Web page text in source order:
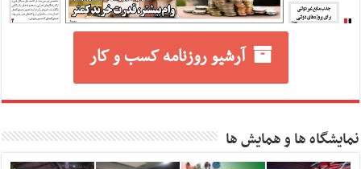
آرشیو روزنامه کسب و کار
نمایشگاه ها و همایش ها